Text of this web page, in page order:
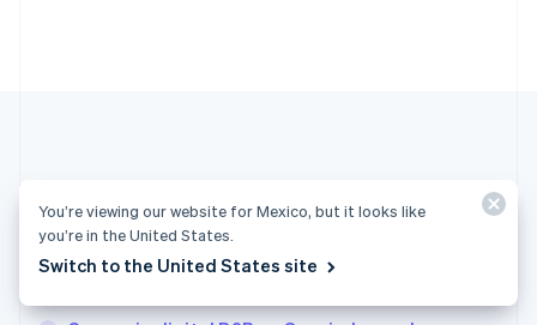
Más artículos
Ver todos los artículos sobre pagos
Eslovaquia
English
Eslovenia
España
You’re viewing our website for Mexico, but it looks like
you’re in the United States.
Switch to the United States site